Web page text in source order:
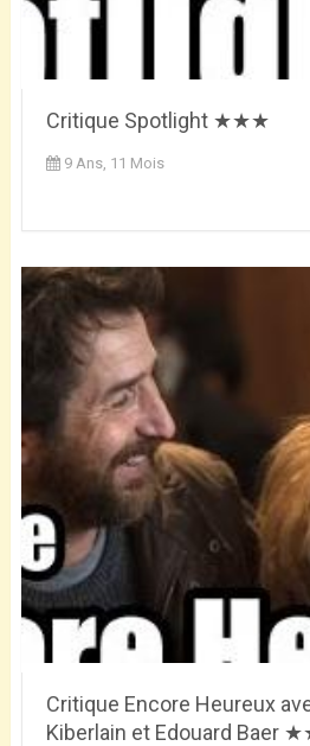
Critique Spotlight ★★★
9 Ans, 11 Mois
Critique Encore Heureux
Kiberlain et Edouard